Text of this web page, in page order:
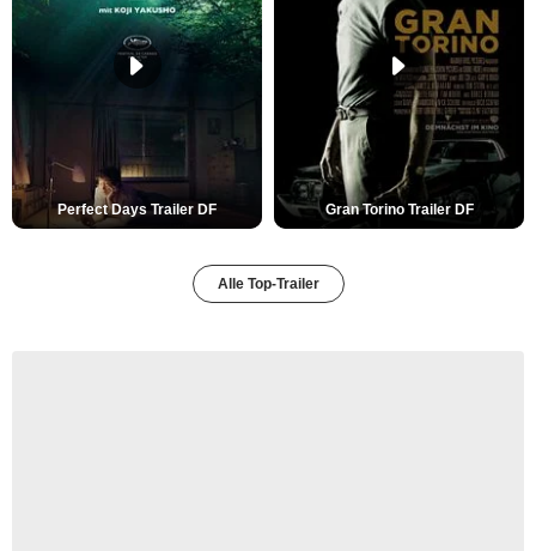
Perfect Days Trailer DF Gran Torino Trailer DF
Alle Top-Trailer